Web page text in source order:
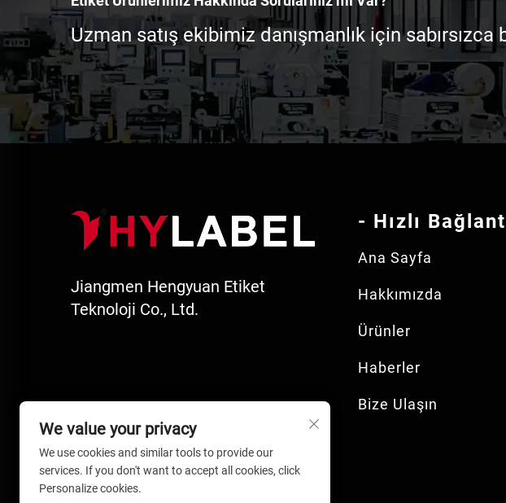
Uzman satış ekibimiz danışmanlık için sabırsızca
Jiangmen Hengyuan Etiket
Teknoloji Co., Ltd.
- Hızlı
Ana Sayfa
Hakkımızda
Ürünler
Haberler
Bize Ulaşın
We value your privacy
We use cookies and similar tools to provide our
services. If you don't want to accept all cookies, click
Personalize cookies.